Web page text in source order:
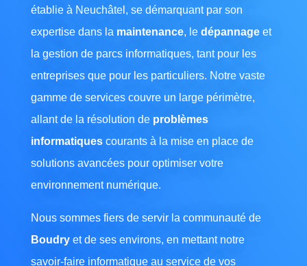
établie à Neuchâtel, se démarquant par son
expertise dans la maintenance, le dépannageet
la gestion de parcs informatiques, tant pour les
entreprises que pour les particuliers. Notre vaste
gamme de services couvre un large périmètre,
allant de la résolution de problèmes
informatiquescourants à la mise en place de
solutions avancées pour optimiser votre
environnement numérique.
Nous sommes fiers de servir la communauté de
Boudryet de ses environs, en mettant notre
savoir-faire informatique au service de vos